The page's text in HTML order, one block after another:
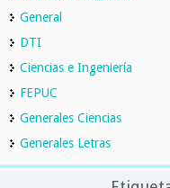
General
DTI
Ciencias e Ingeniería
FEPUC
Generales Ciencias
Generales Letras